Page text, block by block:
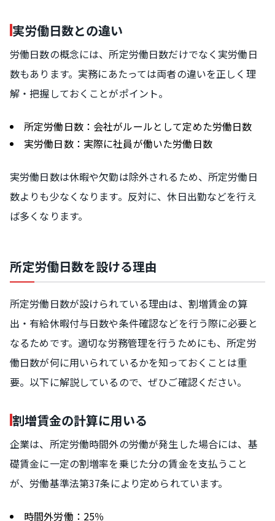
実労働日数との違い
労働日数の概念には、所定労働日数だけでなく実労働日
数もあります。実務にあたっては両者の違いを正しく理
解・把握しておくことがポイント。
所定労働日数：会社がルールとして定めた労働日数
実労働日数：実際に社員が働いた労働日数
実労働日数は休暇や欠勤は除外されるため、所定労働日
数よりも少なくなります。反対に、休日出勤などを行え
ば多くなります。
所定労働日数を設ける理由
所定労働日数が設けられている理由は、割増賃金の算
出・有給休暇付与日数や条件確認などを行う際に必要と
なるためです。適切な労務管理を行うためにも、所定労
働日数が何に用いられているかを知っておくことは重
要。以下に解説しているので、ぜひご確認ください。
割増賃金の計算に用いる
企業は、所定労働時間外の労働が発生した場合には、基
礎賃金に一定の割増率を乗じた分の賃金を支払うこと
が、労働基準法第37条により定められています。
時間外労働：25％